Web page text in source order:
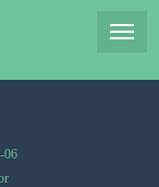
06